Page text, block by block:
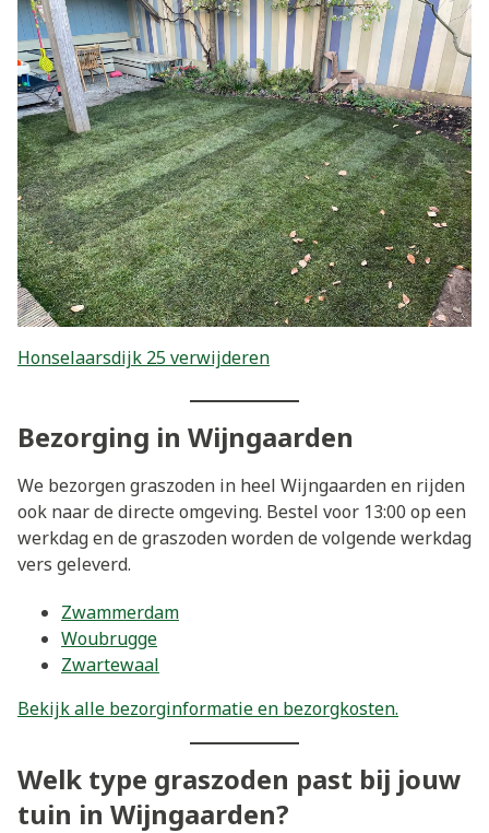
Honselaarsdijk 25 verwijderen
Bezorging in Wijngaarden
We bezorgen graszoden in heel Wijngaarden en rijden
ook naar de directe omgeving. Bestel voor 13:00 op een
werkdag en de graszoden worden de volgende werkdag
vers geleverd.
Zwammerdam
Woubrugge
Zwartewaal
Bekijk alle bezorginformatie en bezorgkosten.
Welk type graszoden past bij jouw
tuin in Wijngaarden?